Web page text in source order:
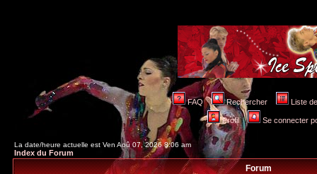
FAQ Rechercher Liste
Profil Se connecter
La date/heure actuelle est Ven Aoû 07, 2026 8:06 am
Index du Forum
Forum